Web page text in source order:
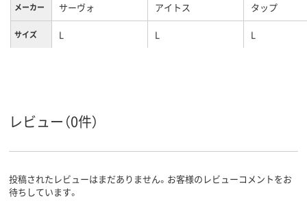
メーカー サーヴォ アイトス タップ
サイズ L L L
レビュー（0件）
投稿されたレビューはまだありません。お客様のレビューコメントをお
待ちしています。